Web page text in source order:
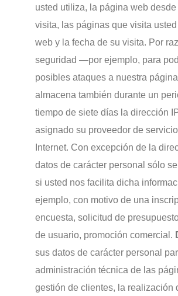
usted utiliza, la página web
visita, las páginas que visita
web y la fecha de su visita. Por
seguridad —por ejemplo, para
posibles ataques a nuestra
almacena también durante un
tiempo de siete días la dirección
asignado su proveedor de
Internet. Con excepción de la
datos de carácter personal sólo
si usted nos facilita dicha
ejemplo, con motivo de una
encuesta, solicitud de
de usuario, promoción comercial.
sus datos de carácter personal
administración técnica de las
gestión de clientes, la realización